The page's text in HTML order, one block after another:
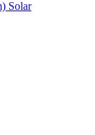
Solar